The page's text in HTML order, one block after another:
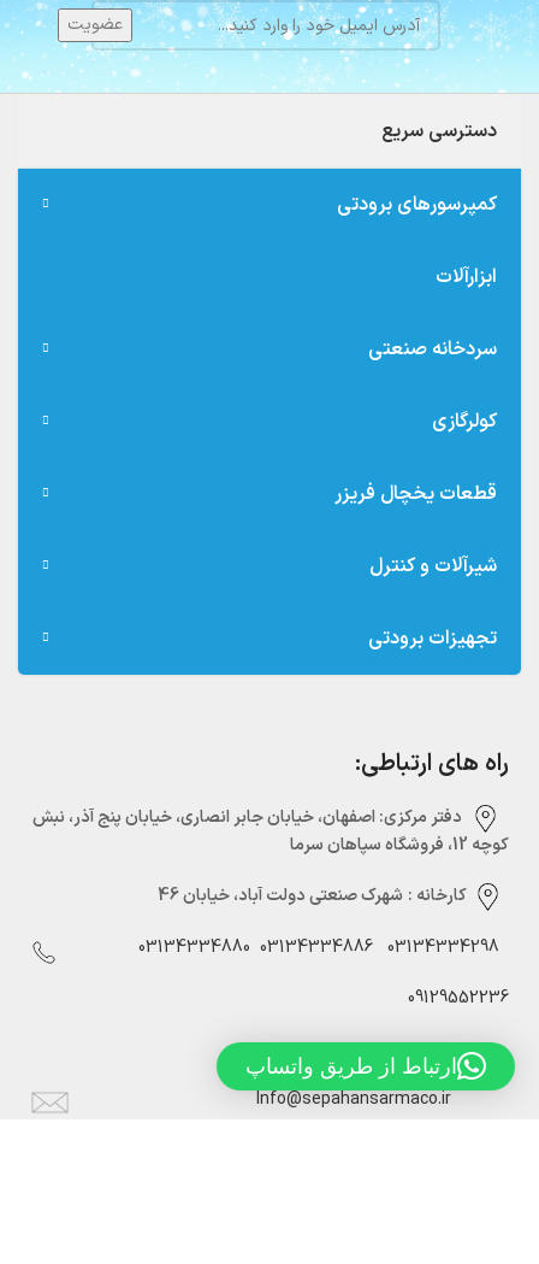
دسترسی سریع
کمپرسورهای برودتی
ابزارآلات
سردخانه صنعتی
کولرگازی
قطعات یخچال فریزر
شیرآلات و کنترل
تجهیزات برودتی
راه های ارتباطی:
دفتر مرکزی:‌ اصفهان، خیابان جابر انصاری، خیابان پنج آذر، نبش
کوچه 12، فروشگاه سپاهان سرما
کارخانه : شهرک صنعتی دولت آباد، خیابان 46
03134334298
03134334886
03134334880
09129552236
Info@sepahansarmaco.ir
ارتباط از طریق واتساپ